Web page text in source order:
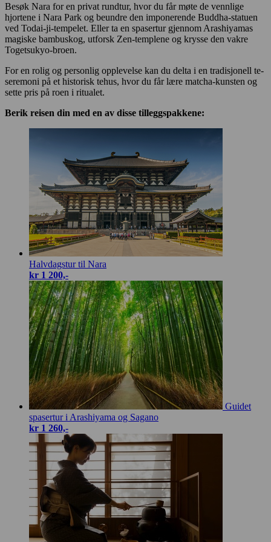
Besøk Nara for en privat rundtur, hvor du får møte de vennlige
hjortene i Nara Park og beundre den imponerende Buddha-statuen
ved Todai-ji-tempelet. Eller ta en spasertur gjennom Arashiyamas
magiske bambuskog, utforsk Zen-templene og krysse den vakre
Togetsukyo-broen.
For en rolig og personlig opplevelse kan du delta i en tradisjonell te-
seremoni på et historisk tehus, hvor du får lære matcha-kunsten og
sette pris på roen i ritualet.
Berik reisen din med en av disse tilleggspakkene:
Halvdagstur til Nara
kr 1 200,-
Guidet
spasertur i Arashiyama og Sagano
kr 1 260,-